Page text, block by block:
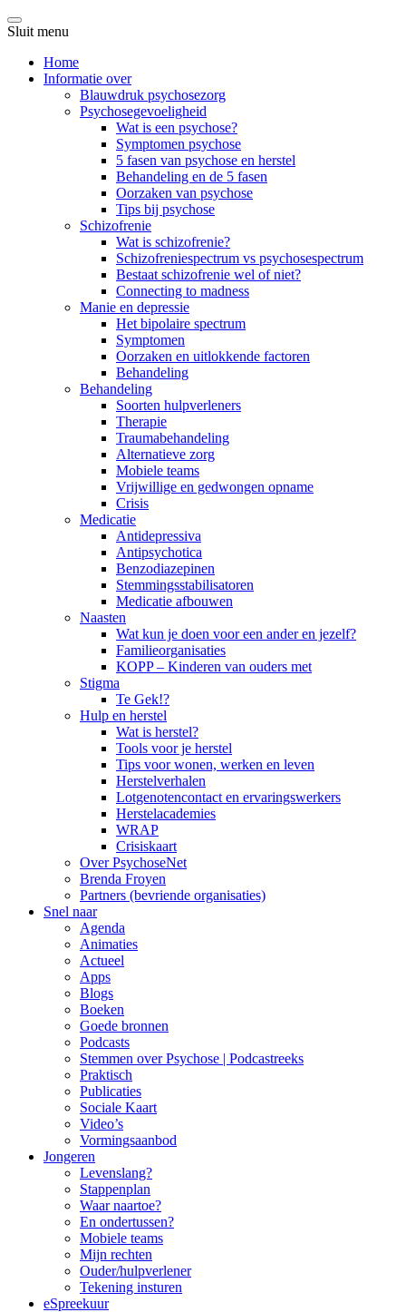
Sluit menu
Home
Informatie over
Blauwdruk psychosezorg
Psychosegevoeligheid
Wat is een psychose?
Symptomen psychose
5 fasen van psychose en herstel
Behandeling en de 5 fasen
Oorzaken van psychose
Tips bij psychose
Schizofrenie
Wat is schizofrenie?
Schizofreniespectrum vs psychosespectrum
Bestaat schizofrenie wel of niet?
Connecting to madness
Manie en depressie
Het bipolaire spectrum
Symptomen
Oorzaken en uitlokkende factoren
Behandeling
Behandeling
Soorten hulpverleners
Therapie
Traumabehandeling
Alternatieve zorg
Mobiele teams
Vrijwillige en gedwongen opname
Crisis
Medicatie
Antidepressiva
Antipsychotica
Benzodiazepinen
Stemmingsstabilisatoren
Medicatie afbouwen
Naasten
Wat kun je doen voor een ander en jezelf?
Familieorganisaties
KOPP – Kinderen van ouders met
Stigma
Te Gek!?
Hulp en herstel
Wat is herstel?
Tools voor je herstel
Tips voor wonen, werken en leven
Herstelverhalen
Lotgenotencontact en ervaringswerkers
Herstelacademies
WRAP
Crisiskaart
Over PsychoseNet
Brenda Froyen
Partners (bevriende organisaties)
Snel naar
Agenda
Animaties
Actueel
Apps
Blogs
Boeken
Goede bronnen
Podcasts
Stemmen over Psychose | Podcastreeks
Praktisch
Publicaties
Sociale Kaart
Video’s
Vormingsaanbod
Jongeren
Levenslang?
Stappenplan
Waar naartoe?
En ondertussen?
Mobiele teams
Mijn rechten
Ouder/hulpverlener
Tekening insturen
eSpreekuur